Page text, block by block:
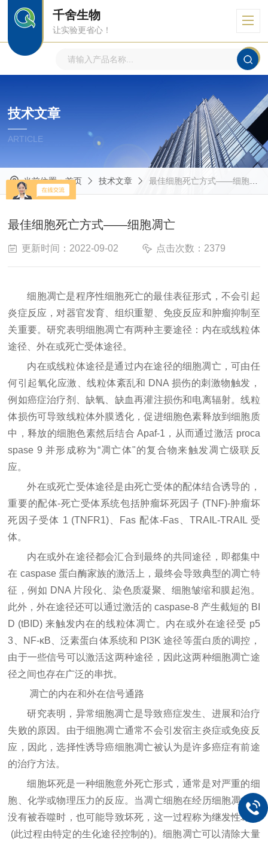
千舍生物
让实验更省心！
技术文章
ARTICLE
当前位置：首页 技术文章 最佳细胞死亡方式——细胞凋亡
最佳细胞死亡方式——细胞凋亡
更新时间：2022-09-02 点击次数：2379
细胞凋亡是程序性细胞死亡的最佳表征形式，不会引起
炎症反应，对器官发育、组织重塑、免疫反应和肿瘤抑制至
关重要。研究表明细胞凋亡有两种主要途径：内在或线粒体
途径、外在或死亡受体途径。
内在或线粒体途径是通过内在途径的细胞凋亡，可由任
何引起氧化应激、线粒体紊乱和 DNA 损伤的刺激物触发，
例如癌症治疗剂、缺氧、缺血再灌注损伤和电离辐射。线粒
体损伤可导致线粒体外膜透化，促进细胞色素释放到细胞质
中，释放的细胞色素然后结合 Apaf-1，从而通过激活 proca
spase 9 并形成称为“凋亡体"的复合物来触发凋亡级联反
应。
外在或死亡受体途径是由死亡受体的配体结合诱导的，
重要的配体-死亡受体系统包括肿瘤坏死因子 (TNF)-肿瘤坏
死因子受体 1 (TNFR1)、Fas 配体-Fas、TRAIL-TRAIL 受
体。
内在或外在途径都会汇合到最终的共同途径，即都集中
在 caspase 蛋白酶家族的激活上，最终会导致典型的凋亡特
征，例如 DNA 片段化、染色质凝聚、细胞皱缩和膜起泡。
此外，外在途径还可以通过激活的 caspase-8 产生截短的 BI
D (tBID) 来触发内在的线粒体凋亡。内在或外在途径受 p5
3、NF-κB、泛素蛋白体系统和 PI3K 途径等蛋白质的调控，
由于一些信号可以激活这两种途径，因此这两种细胞凋亡途
径之间也存在广泛的串扰。
凋亡的内在和外在信号通路
研究表明，异常细胞凋亡是导致癌症发生、进展和治疗
失败的原因。由于细胞凋亡通常不会引发宿主炎症或免疫反
应，因此，选择性诱导癌细胞凋亡被认为是许多癌症有前途
的治疗方法。
细胞坏死是一种细胞意外死亡形式，通常是对严重的细
胞、化学或物理压力的反应。当凋亡细胞在经历细胞凋亡后
没有被吞噬时，也可能导致坏死，这一过程称为继发性坏死
(此过程由特定的生化途径控制的)。细胞凋亡可以清除大量